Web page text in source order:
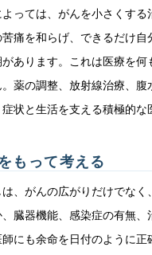
っては、がんを小さくする
痛を和らげ、できるだけ自
あります。これは医療を何
薬の調整、放射線治療、
状と生活を支える積極的な
もって考える
、がんの広がりだけでなく
臓器機能、感染症の有無、
にも余命を日付のように